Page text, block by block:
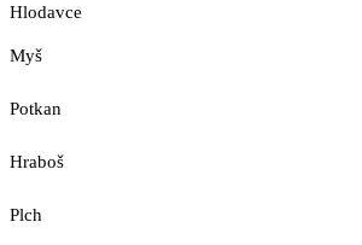
Hlodavce
Myš
Potkan
Hraboš
Plch